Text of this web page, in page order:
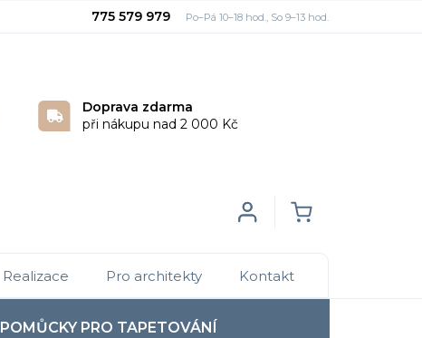
775 579 979
Doprava zdarma
při nákupu nad 2 000 Kč
Login
POMŮCKY PRO TAPETOVÁNÍ
Realizace Pro architekty Kontakt